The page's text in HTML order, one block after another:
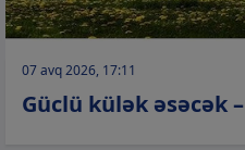
07 avq 2026, 17:11
Güclü külək əsəcək –